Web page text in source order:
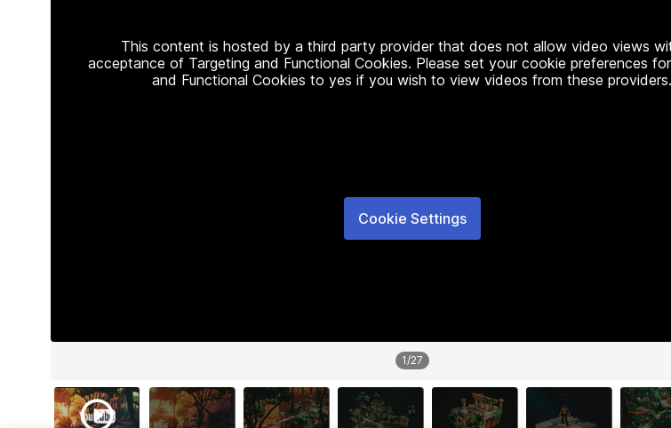
This content is hosted by a third party provider that does not allow video views
acceptance of Targeting and Functional Cookies. Please set your cookie preferences
and Functional Cookies to yes if you wish to view videos from these providers.
Cookie Settings
1/27